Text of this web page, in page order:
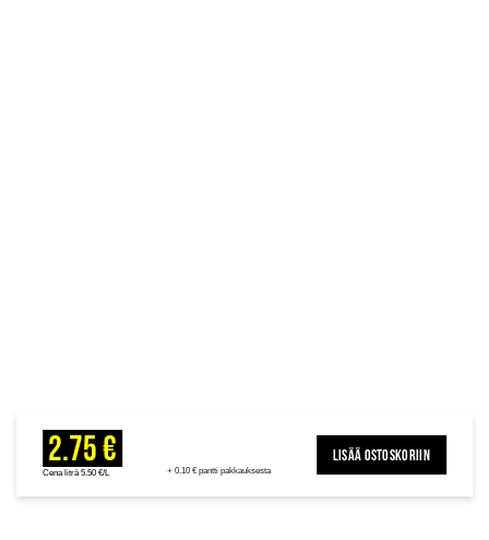
2.75 €
Cena litrā 5.50 €/L + 0.10 € pantti pakkauksesta
LISÄÄ OSTOSKORIIN